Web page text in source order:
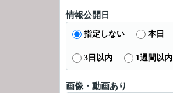
情報公開日
指定しない 本日
3日以内 1週間以内
画像・動画あり